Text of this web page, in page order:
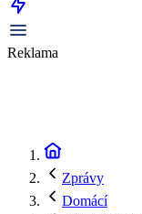
Reklama
Zprávy
Domácí